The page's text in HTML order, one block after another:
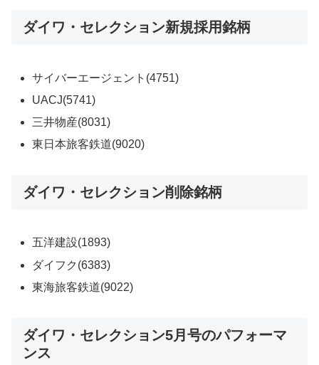
ダイワ・セレクション新規採用銘柄
サイバーエージェント(4751)
UACJ(5741)
三井物産(8031)
東日本旅客鉄道(9020)
ダイワ・セレクション削除銘柄
五洋建設(1893)
ダイフク(6383)
東海旅客鉄道(9022)
ダイワ・セレクション5月号のパフォーマ
ンス